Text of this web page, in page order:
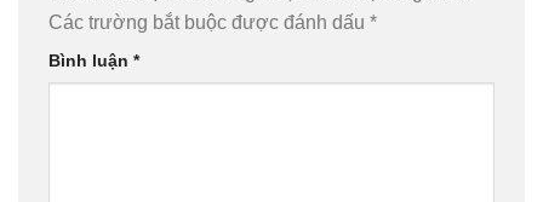
Các trường bắt buộc được đánh dấu *
Bình luận *